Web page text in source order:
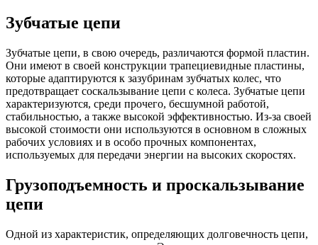
Зубчатые цепи
Зубчатые цепи, в свою очередь, различаются формой пластин.
Они имеют в своей конструкции трапециевидные пластины,
которые адаптируются к зазубринам зубчатых колес, что
предотвращает соскальзывание цепи с колеса. Зубчатые цепи
характеризуются, среди прочего, бесшумной работой,
стабильностью, а также высокой эффективностью. Из-за своей
высокой стоимости они используются в основном в сложных
рабочих условиях и в особо прочных компонентах,
используемых для передачи энергии на высоких скоростях.
Грузоподъемность и проскальзывание
цепи
Одной из характеристик, определяющих долговечность цепи,